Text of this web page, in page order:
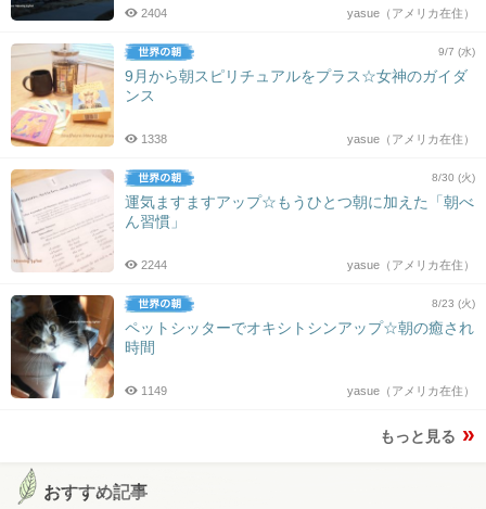
yasue（アメリカ在住）
2404
9/7 (水)
9月から朝スピリチュアルをプラス☆女神のガイダ
ンス
yasue（アメリカ在住）
1338
8/30 (火)
運気ますますアップ☆もうひとつ朝に加えた「朝べ
ん習慣」
yasue（アメリカ在住）
2244
8/23 (火)
ペットシッターでオキシトシンアップ☆朝の癒され
時間
yasue（アメリカ在住）
1149
もっと見る
おすすめ記事